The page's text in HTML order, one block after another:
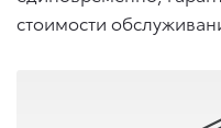
стоимости